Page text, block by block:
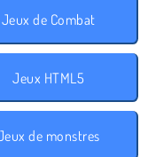
Jeux de Combat
Jeux HTML5
de monstres